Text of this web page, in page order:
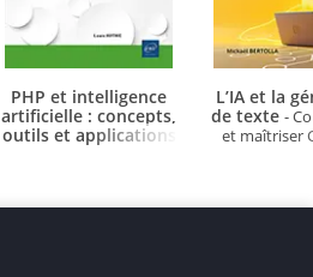
PHP et intelligence
artificielle : concepts,
outils et applications
L’IA et la
de texte -
et maîtriser